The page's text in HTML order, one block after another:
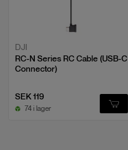
DJI
RC-N Series RC Cable (USB-C
Connector)
SEK 119
74 i lager